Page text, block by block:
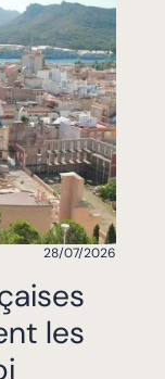
28/07/2026
les